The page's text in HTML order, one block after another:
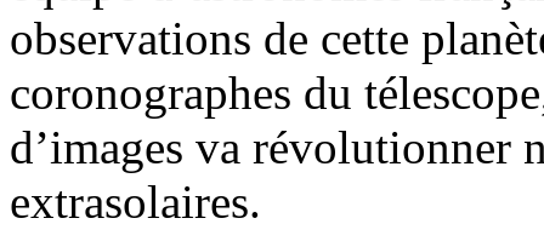
observations de cette
coronographes du
d’images va révolutionner
extrasolaires.